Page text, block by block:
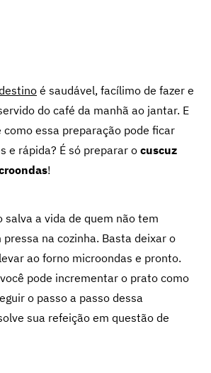
é saudável, facílimo de fazer e
do café da manhã ao jantar. E
como essa preparação pode ficar
e rápida? É só preparar o cuscuz
!
salva a vida de quem não tem
na cozinha. Basta deixar o
ao forno microondas e pronto.
pode incrementar o prato como
o passo a passo dessa
sua refeição em questão de